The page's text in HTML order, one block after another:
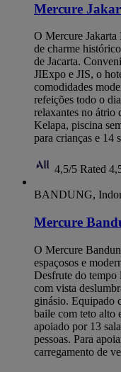
Mercure
O Mercure Jakarta
de charme
de Jacarta.
JIExpo e JIS, o
comodidades
refeições todo o
relaxantes no átrio
Kelapa, piscina
para crianças e 14
4,5/5 Rated
BANDUNG,
Mercure
O Mercure
espaçosos e
Desfrute do
com vista
ginásio. Equipado
baile com teto alto
apoiado por 13
pessoas. Para
carregamento de